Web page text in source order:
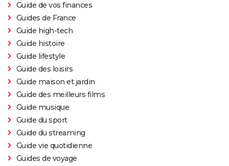
Guide de vos finances
Guides de France
Guide high-tech
Guide histoire
Guide lifestyle
Guide des loisirs
Guide maison et jardin
Guide des meilleurs films
Guide musique
Guide du sport
Guide du streaming
Guide vie quotidienne
Guides de voyage